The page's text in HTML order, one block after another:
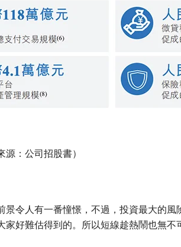
：公司招股書）
景令人有一番憧憬，不過，投資最大的
家好難估得到的。所以短線趁熱鬧也無